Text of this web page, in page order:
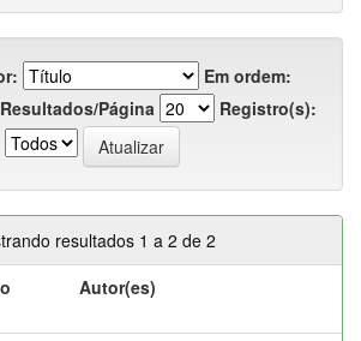
Em ordem:
Resultados/Página
Registro(s):
resultados 1 a 2 de 2
Autor(es)